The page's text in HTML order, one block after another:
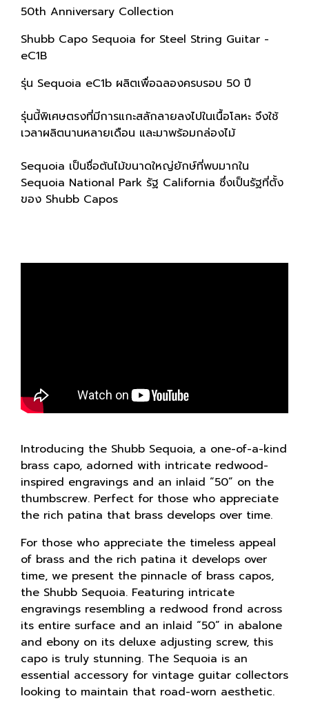
50th Anniversary Collection
Shubb Capo Sequoia for Steel String Guitar -
eC1B
รุ่น Sequoia eC1b ผลิตเพื่อฉลองครบรอบ 50 ปี
รุ่นนี้พิเศษตรงที่มีการแกะสลักลายลงไปในเนื้อโลหะ จึงใช้
เวลาผลิตนานหลายเดือน และมาพร้อมกล่องไม้
Sequoia เป็นชื่อต้นไม้ขนาดใหญ่ยักษ์ที่พบมากใน
Sequoia National Park รัฐ California ซึ่งเป็นรัฐที่ตั้ง
ของ Shubb Capos
Introducing the Shubb Sequoia, a one-of-a-kind
brass capo, adorned with intricate redwood-
inspired engravings and an inlaid “50” on the
thumbscrew. Perfect for those who appreciate
the rich patina that brass develops over time.
For those who appreciate the timeless appeal
of brass and the rich patina it develops over
time, we present the pinnacle of brass capos,
the Shubb Sequoia. Featuring intricate
engravings resembling a redwood frond across
its entire surface and an inlaid “50” in abalone
and ebony on its deluxe adjusting screw, this
capo is truly stunning. The Sequoia is an
essential accessory for vintage guitar collectors
looking to maintain that road-worn aesthetic.